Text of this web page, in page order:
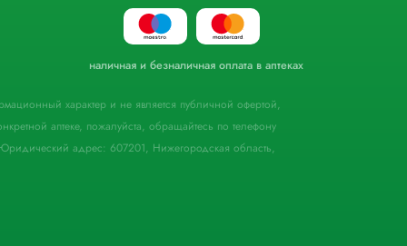
наличная и безналичная оплата в аптеках
характер и не является публичной офертой,
аптеке, пожалуйста, обращайтесь по телефону
адрес: 607201, Нижегородская область,